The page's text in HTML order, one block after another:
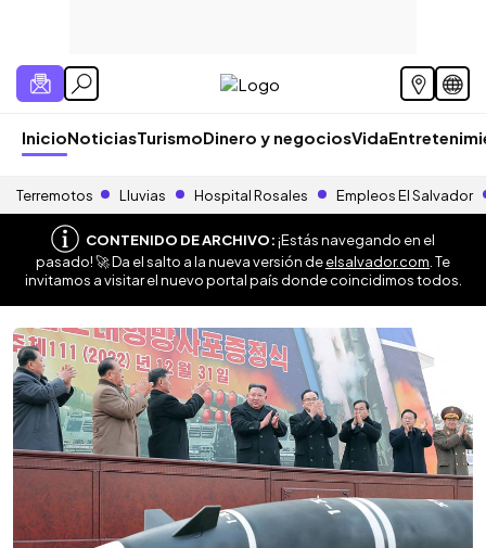
InicioNoticiasTurismoDinero y negociosVida
Terremotos Lluvias Hospital Rosales Empleos El Salvador
CONTENIDO DE ARCHIVO:¡Estás navegando en el
pasado! 🚀 Da el salto a la nueva versión deelsalvador.com . Te
invitamos a visitar el nuevo portal país donde coincidimos todos.